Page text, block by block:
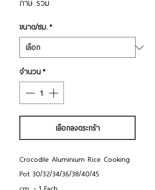
ภาษี รวม
ขนาด/ซม.*
จำนวน*
เลือกลงตระกร้า
Crocodile Aluminium Rice Cooking
Pot 30/32/34/36/38/40/45